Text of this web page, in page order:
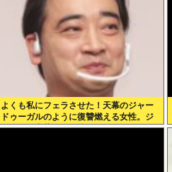
よくも私にフェラさせた！天幕のジャー
ドゥーガルのように復讐燃える女性。ジ
ャンポケ斎藤2500万拒否